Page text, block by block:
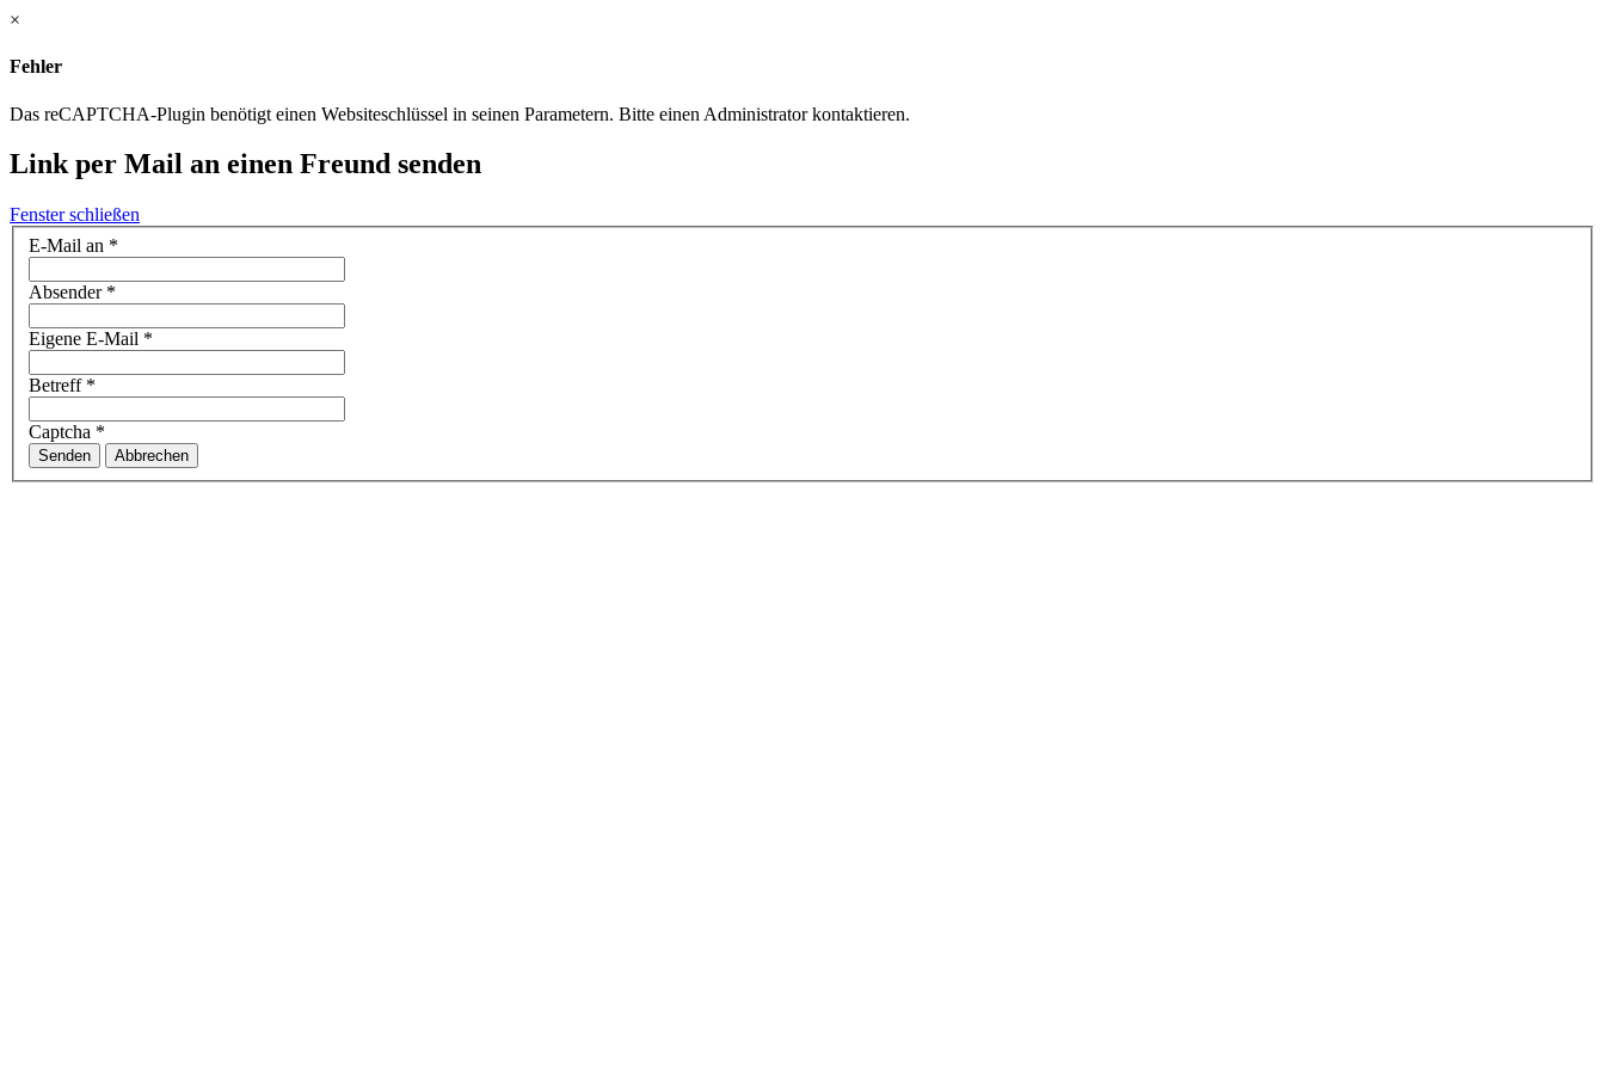
×
Fehler
Das reCAPTCHA-Plugin benötigt einen Websiteschlüssel in seinen Parametern. Bitte einen Administrator kontaktieren.
Link per Mail an einen Freund senden
Fenster schließen
E-Mail an *
Absender*
Eigene E-Mail *
Betreff*
Captcha *
Senden Abbrechen